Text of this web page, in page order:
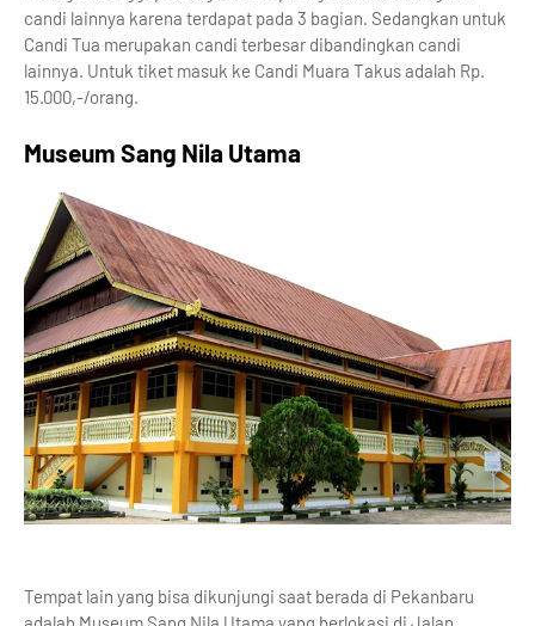
candi lainnya karena terdapat pada 3 bagian. Sedangkan untuk
Candi Tua merupakan candi terbesar dibandingkan candi
lainnya. Untuk tiket masuk ke Candi Muara Takus adalah Rp.
15.000,-/orang.
Museum Sang Nila Utama
Tempat lain yang bisa dikunjungi saat berada di Pekanbaru